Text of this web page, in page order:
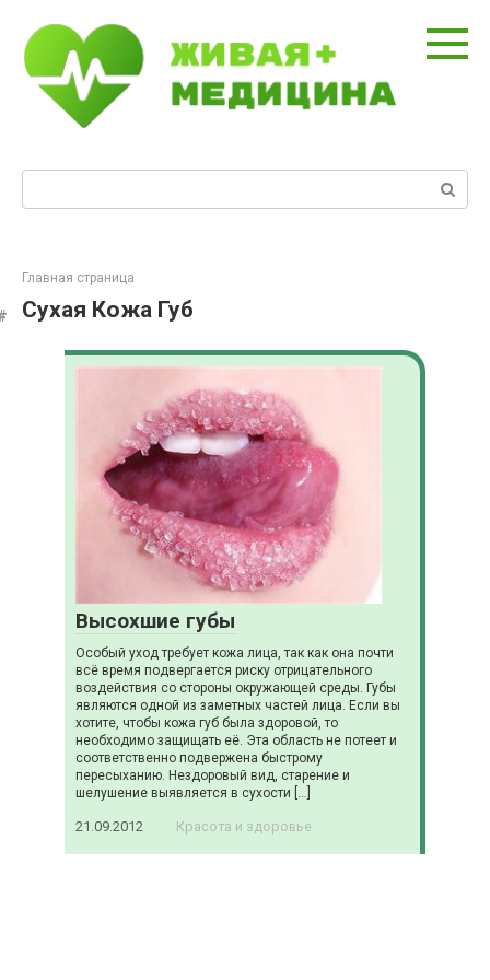
контенту
Главная страница
Сухая Кожа Губ
Высохшие губы
Особый уход требует кожа лица, так как она почти
всё время подвергается риску отрицательного
воздействия со стороны окружающей среды. Губы
являются одной из заметных частей лица. Если вы
хотите, чтобы кожа губ была здоровой, то
необходимо защищать её. Эта область не потеет и
соответственно подвержена быстрому
пересыханию. Нездоровый вид, старение и
шелушение выявляется в сухости […]
21.09.2012 Красота и здоровье